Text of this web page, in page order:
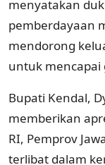
menyatakan
pemberdayaan
mendorong
untuk mencapai
Bupati Kendal,
memberikan
RI, Pemprov
terlibat dalam